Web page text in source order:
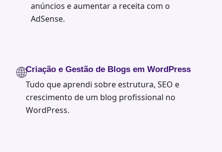
anúncios e aumentar a receita com o
AdSense.
🌐 Criação e Gestão de Blogs em WordPress
Tudo que aprendi sobre estrutura, SEO e
crescimento de um blog profissional no
WordPress.